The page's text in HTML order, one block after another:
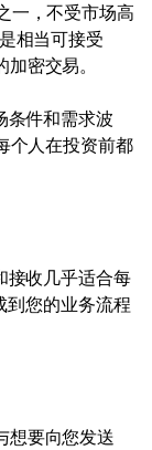
一，不受市场高
相当可接受
密交易。
条件和需求波
个人在投资前都
接收几乎适合每
到您的业务流程
想要向您发送